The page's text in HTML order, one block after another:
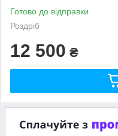
Готово до відправки
Роздріб
12 500 ₴